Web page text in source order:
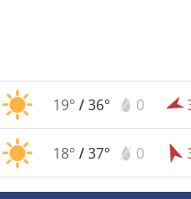
19° /36° 0
18° /37° 0